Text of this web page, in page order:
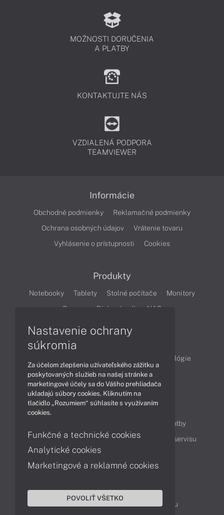
MOŽNOSTI DORUČENIA
A PLATBY
KONTAKTUJTE NÁS
VZDIALENÁ PODPORA
TEAMVIEWER
Informácie
Obchodné podmienky
Reklamačné podmienky
Ochrana osobných údajov
Vrátenie tovaru
Vyhlásenie o prístupnosti
Cookies
Produkty
Notebooky Tablety Stolné počítače
Monitory
Servery
Diskové polia a NAS
Technológie
Videá
Obsah
Možnosti doručenia a platby
Podpora a servis
Servisné služby Cenník servisu
Kontakty
043 4224 771
Obchodné oddelenie
Reklamácia tovaru
Nastavenie ochrany
súkromia
Za účelom zlepšenia užívateľského zážitku a
poskytovaných služieb na našej stránke a
marketingové účely sa do Vášho prehliadača
ukladajú súbory cookies. Kliknutím na
tlačidlo „Rozumiem“ súhlasíte s využívaním
cookies.
Funkčné a technické cookies
Analytické cookies
Marketingové a reklamné cookies
POVOLIŤ VŠETKO